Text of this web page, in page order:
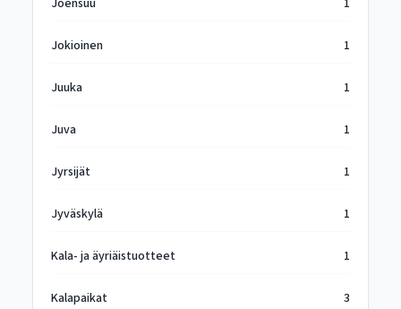
Joensuu 1
Jokioinen 1
Juuka 1
Juva 1
Jyrsijät 1
Jyväskylä 1
Kala- ja äyriäistuotteet 1
Kalapaikat 3